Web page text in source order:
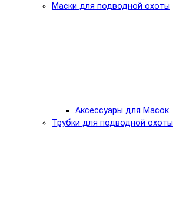
Маски для подводной охоты
Аксессуары для Масок
Трубки для подводной охоты